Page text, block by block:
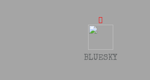
BLUESKY